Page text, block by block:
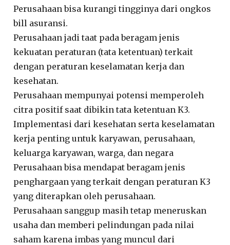
Perusahaan bisa kurangi tingginya dari ongkos
bill asuransi.
Perusahaan jadi taat pada beragam jenis
kekuatan peraturan (tata ketentuan) terkait
dengan peraturan keselamatan kerja dan
kesehatan.
Perusahaan mempunyai potensi memperoleh
citra positif saat dibikin tata ketentuan K3.
Implementasi dari kesehatan serta keselamatan
kerja penting untuk karyawan, perusahaan,
keluarga karyawan, warga, dan negara
Perusahaan bisa mendapat beragam jenis
penghargaan yang terkait dengan peraturan K3
yang diterapkan oleh perusahaan.
Perusahaan sanggup masih tetap meneruskan
usaha dan memberi pelindungan pada nilai
saham karena imbas yang muncul dari